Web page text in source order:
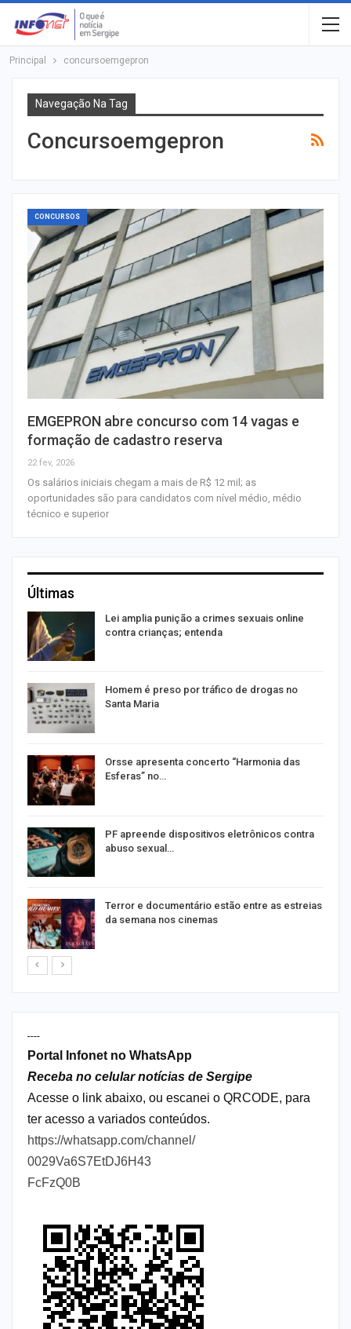
Principal concursoemgepron
Navegação Na Tag
Concursoemgepron
CONCURSOS
EMGEPRON abre concurso com 14 vagas e
formação de cadastro reserva
22 fev, 2026
Os salários iniciais chegam a mais de R$ 12 mil; as
oportunidades são para candidatos com nível médio, médio
técnico e superior
Últimas
Lei amplia punição a crimes sexuais online
contra crianças; entenda
Homem é preso por tráfico de drogas no
Santa Maria
Orsse apresenta concerto “Harmonia das
Esferas” no…
PF apreende dispositivos eletrônicos contra
abuso sexual…
Terror e documentário estão entre as estreias
da semana nos cinemas
----
Portal Infonet no WhatsApp
Receba no celular notícias de Sergipe
Acesse o link abaixo, ou escanei o QRCODE, para
ter acesso a variados conteúdos.
https://whatsapp.com/channel/
0029Va6S7EtDJ6H43
FcFzQ0B